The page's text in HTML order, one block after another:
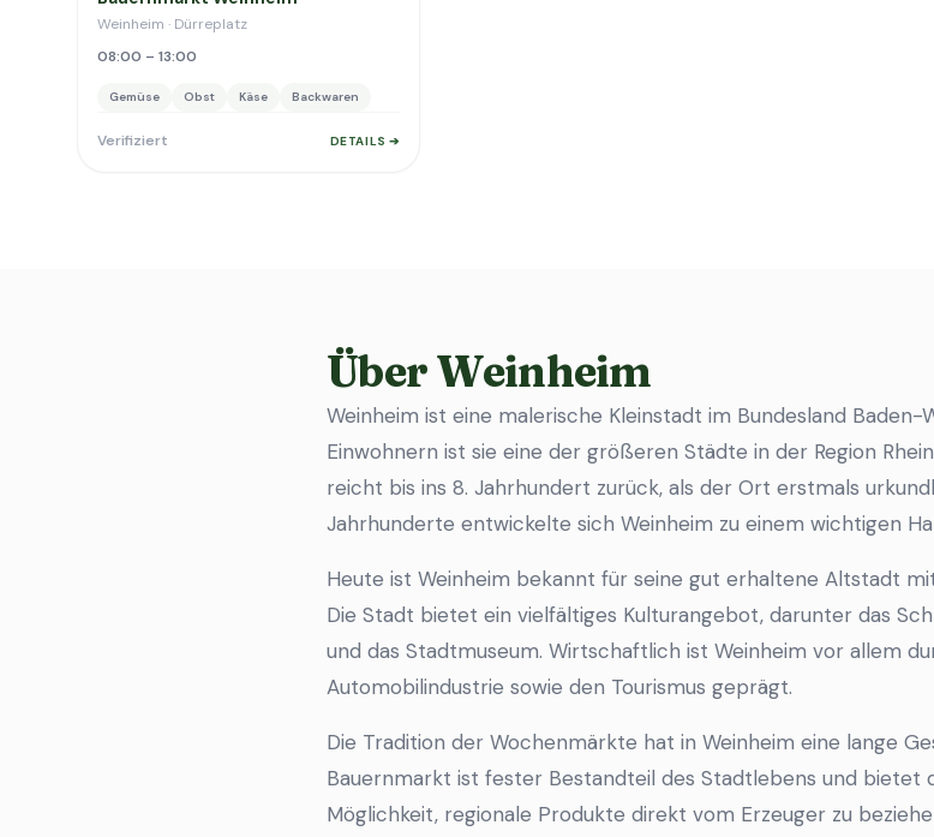
Weinheim · Dürreplatz
08:00 – 13:00
Gemüse Obst Käse Backwaren
Verifiziert DETAILS ➔
Über Weinheim
Weinheim ist eine malerische Kleinstadt im Bundesland
Einwohnern ist sie eine der größeren Städte in der Region
reicht bis ins 8. Jahrhundert zurück, als der Ort erstmals
Jahrhunderte entwickelte sich Weinheim zu einem wichtigen
Heute ist Weinheim bekannt für seine gut erhaltene Altstadt
Die Stadt bietet ein vielfältiges Kulturangebot, darunter das
und das Stadtmuseum. Wirtschaftlich ist Weinheim vor allem
Automobilindustrie sowie den Tourismus geprägt.
Die Tradition der Wochenmärkte hat in Weinheim eine lange
Bauernmarkt ist fester Bestandteil des Stadtlebens und bietet
Möglichkeit, regionale Produkte direkt vom Erzeuger zu